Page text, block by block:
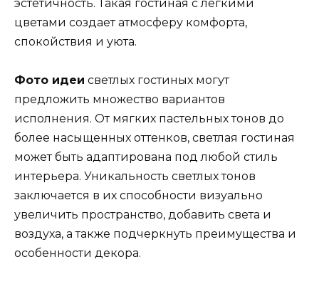
эстетичность. Такая гостиная с легкими
цветами создает атмосферу комфорта,
спокойствия и уюта.
Фото идеи светлых гостиных могут
предложить множество вариантов
исполнения. От мягких пастельных тонов до
более насыщенных оттенков, светлая гостиная
может быть адаптирована под любой стиль
интерьера. Уникальность светлых тонов
заключается в их способности визуально
увеличить пространство, добавить света и
воздуха, а также подчеркнуть преимущества и
особенности декора.